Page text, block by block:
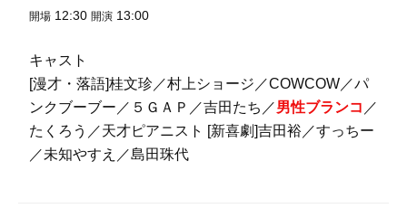
開場 12:30 開演 13:00
キャスト
[漫才・落語]桂文珍／村上ショージ／COWCOW／パ
ンクブーブー／５ＧＡＰ／吉田たち／男性ブランコ ／
たくろう／天才ピアニスト [新喜劇]吉田裕／すっちー
／未知やすえ／島田珠代